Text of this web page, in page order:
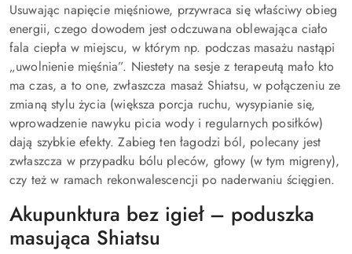
Usuwając napięcie mięśniowe, przywraca się właściwy obieg
energii, czego dowodem jest odczuwana oblewająca ciało
fala ciepła w miejscu, w którym np. podczas masażu nastąpi
„uwolnienie mięśnia”. Niestety na sesje z terapeutą mało kto
ma czas, a to one, zwłaszcza masaż Shiatsu, w połączeniu ze
zmianą stylu życia (większa porcja ruchu, wysypianie się,
wprowadzenie nawyku picia wody i regularnych posiłków)
dają szybkie efekty. Zabieg ten łagodzi ból, polecany jest
zwłaszcza w przypadku bólu pleców, głowy (w tym migreny),
czy też w ramach rekonwalescencji po naderwaniu ścięgien.
Akupunktura bez igieł – poduszka
masująca Shiatsu